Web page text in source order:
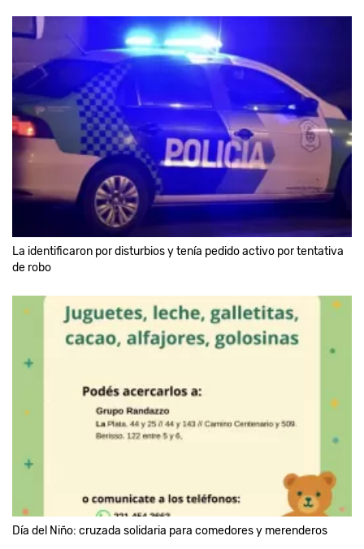
La identificaron por disturbios y tenía pedido activo por tentativa
de robo
Día del Niño: cruzada solidaria para comedores y merenderos